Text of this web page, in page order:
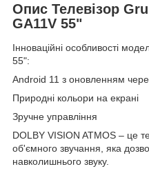
Опис Телевізор
GA11V 55"
Інноваційні особливості
55":
Android 11 з оновленням
Природні кольори на екрані
Зручне управління
DOLBY VISION ATMOS – це
об'ємного звучання, яка
навколишнього звуку.